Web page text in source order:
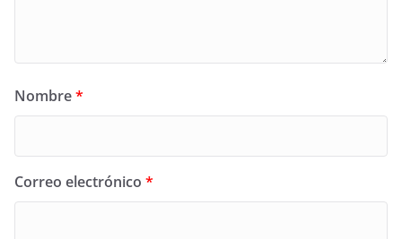
Nombre*
Correo electrónico *